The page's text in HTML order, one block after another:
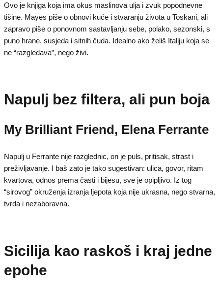
Ovo je knjiga koja ima okus maslinova ulja i zvuk popodnevne
tišine. Mayes piše o obnovi kuće i stvaranju života u Toskani, ali
zapravo piše o ponovnom sastavljanju sebe, polako, sezonski, s
puno hrane, susjeda i sitnih čuda. Idealno ako želiš Italiju koja se
ne “razgledava”, nego živi.
Napulj bez filtera, ali pun boja
My Brilliant Friend, Elena Ferrante
Napulj u Ferrante nije razglednic, on je puls, pritisak, strast i
preživljavanje. I baš zato je tako sugestivan: ulica, govor, ritam
kvartova, odnos prema časti i bijesu, sve je opipljivo. Iz tog
“sirovog” okruženja izranja ljepota koja nije ukrasna, nego stvarna,
tvrda i nezaboravna.
Sicilija kao raskoš i kraj jedne
epohe